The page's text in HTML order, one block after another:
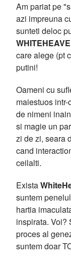
Am pariat pe
azi impreuna
sunteti deloc
care alege (pt
putini!
Oameni cu
maiestuos
de nimeni
si magie un
zi de zi, seara
cand
ceilalti.
Exista
suntem
hartia
inspirata. Voi?
proces al
suntem doar